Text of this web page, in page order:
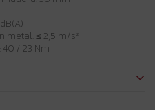
≤ 2,5 m/s²
/ 23 Nm